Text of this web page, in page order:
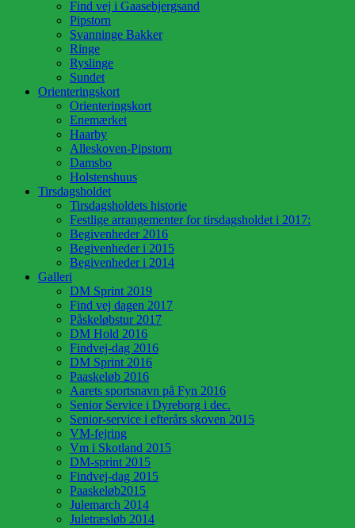
Find vej i Gaasebjergsand
Pipstorn
Svanninge Bakker
Ringe
Ryslinge
Sundet
Orienteringskort
Orienteringskort
Enemærket
Haarby
Alleskoven-Pipstorn
Damsbo
Holstenshuus
Tirsdagsholdet
Tirsdagsholdets historie
Festlige arrangementer for tirsdagsholdet i 2017:
Begivenheder 2016
Begivenheder i 2015
Begivenheder i 2014
Galleri
DM Sprint 2019
Find vej dagen 2017
Påskeløbstur 2017
DM Hold 2016
Findvej-dag 2016
DM Sprint 2016
Paaskeløb 2016
Aarets sportsnavn på Fyn 2016
Senior Service i Dyreborg i dec.
Senior-service i efterårs skoven 2015
VM-fejring
Vm i Skotland 2015
DM-sprint 2015
Findvej-dag 2015
Paaskeløb2015
Julemarch 2014
Juletræsløb 2014